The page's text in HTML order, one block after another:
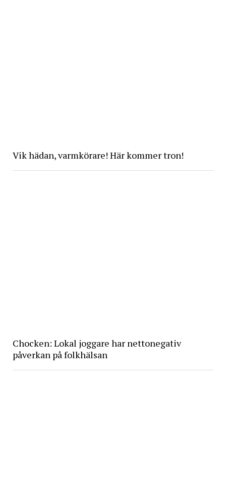
Vik hädan, varmkörare! Här kommer tron!
Chocken: Lokal joggare har nettonegativ
påverkan på folkhälsan